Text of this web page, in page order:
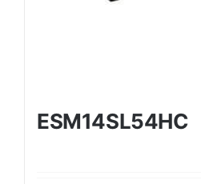
ESM14SL54HC